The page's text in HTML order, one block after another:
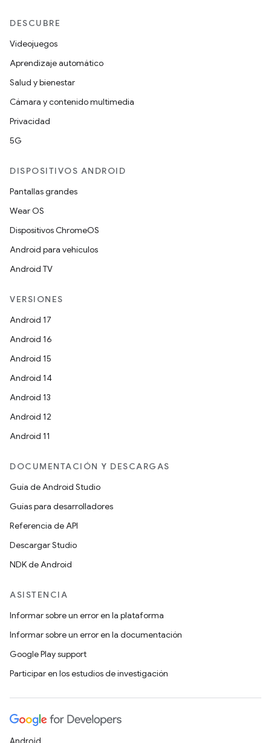
DESCUBRE
Videojuegos
Aprendizaje automático
Salud y bienestar
Cámara y contenido multimedia
Privacidad
5G
DISPOSITIVOS ANDROID
Pantallas grandes
Wear OS
Dispositivos ChromeOS
Android para vehículos
Android TV
VERSIONES
Android 17
Android 16
Android 15
Android 14
Android 13
Android 12
Android 11
DOCUMENTACIÓN Y DESCARGAS
Guía de Android Studio
Guías para desarrolladores
Referencia de API
Descargar Studio
NDK de Android
ASISTENCIA
Informar sobre un error en la plataforma
Informar sobre un error en la documentación
Google Play support
Participar en los estudios de investigación